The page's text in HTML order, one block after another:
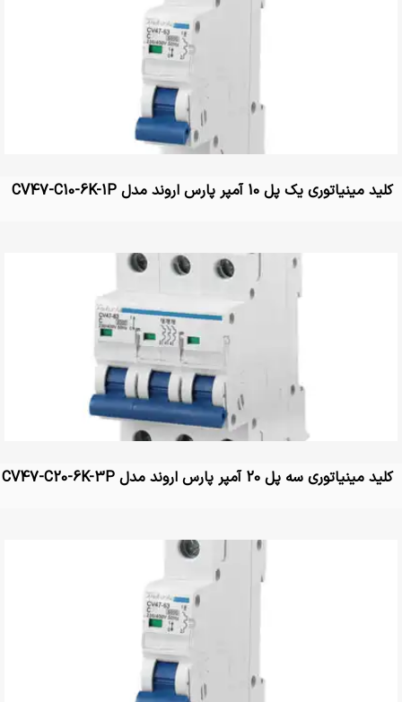
کلید مینیاتوری یک پل 10 آمپر پارس اروند مدل CV47-C10-6K-1P
کلید مینیاتوری سه پل 20 آمپر پارس اروند مدل CV47-C20-6K-3P